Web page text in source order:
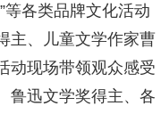
等各类品牌文化活动
主、儿童文学作家曹
动现场带领观众感受
鲁迅文学奖得主、各